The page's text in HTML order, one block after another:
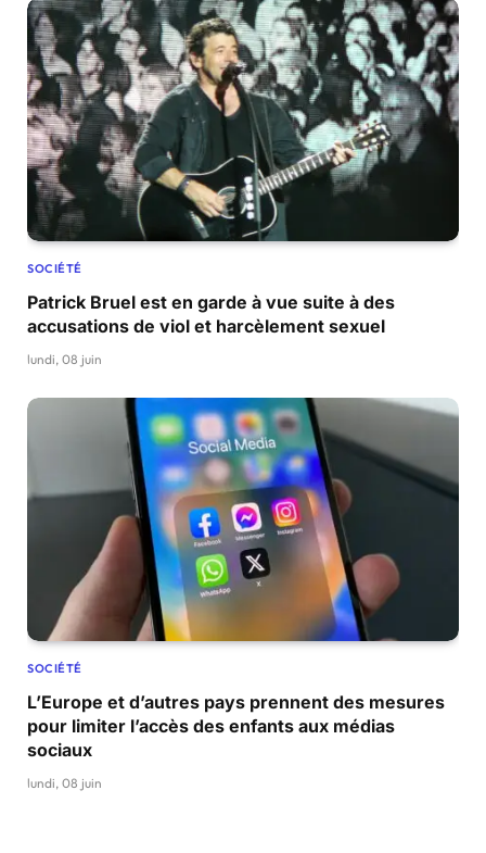
SOCIÉTÉ
Patrick Bruel est en garde à vue suite à des
accusations de viol et harcèlement sexuel
lundi, 08 juin
SOCIÉTÉ
L’Europe et d’autres pays prennent des mesures
pour limiter l’accès des enfants aux médias
sociaux
lundi, 08 juin